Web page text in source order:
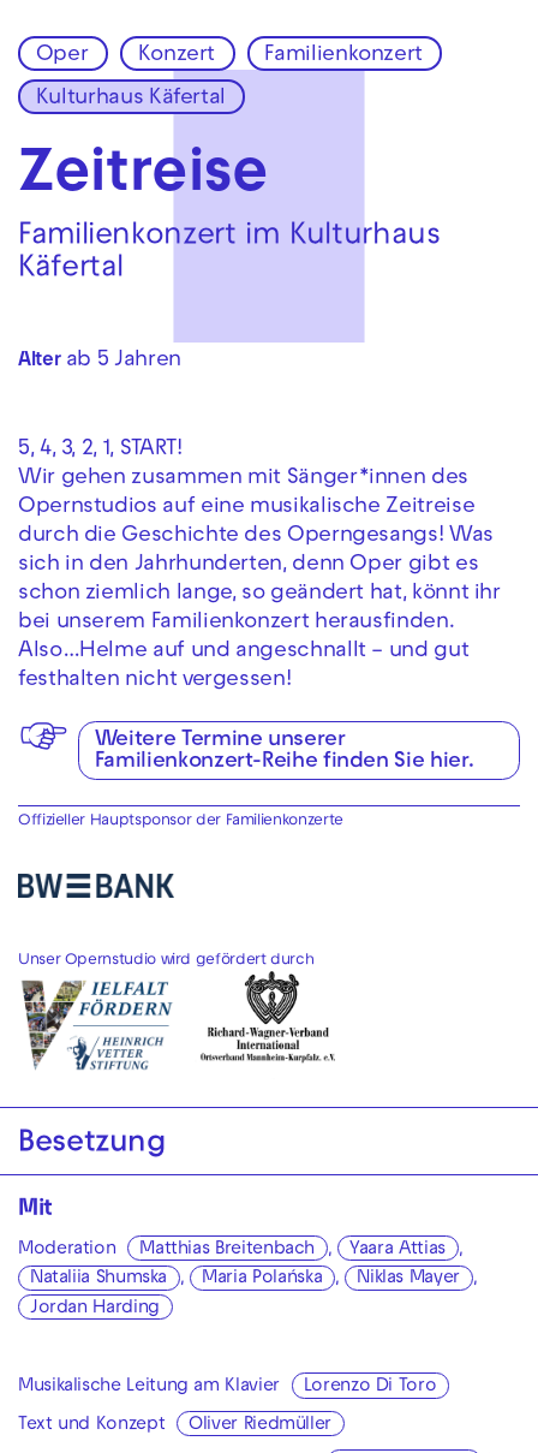
Zur Hauptnavigation springen
Zum Hauptinhalt springen
Oper Konzert Familienkonzert
Kulturhaus Käfertal
Zeitreise
Familienkonzert im Kulturhaus
Käfertal
Alter ab 5 Jahren
5, 4, 3, 2, 1, START!
Wir gehen zusammen mit Sänger*innen des
Opernstudios auf eine musikalische Zeitreise
durch die Geschichte des Operngesangs! Was
sich in den Jahrhunderten, denn Oper gibt es
schon ziemlich lange, so geändert hat, könnt ihr
bei unserem Familienkonzert herausfinden.
Also…Helme auf und angeschnallt – und gut
festhalten nicht vergessen!
Weitere Termine unserer
Familienkonzert-Reihe finden Sie hier.
Offizieller Hauptsponsor der Familienkonzerte
Unser Opernstudio wird gefördert durch
Besetzung
Mit
Moderation Matthias Breitenbach , Yaara Attias
,
Nataliia Shumska
, Maria Polańska , Niklas Mayer
,
Jordan Harding
Musikalische Leitung am Klavier Lorenzo Di Toro
Text und Konzept Oliver Riedmüller